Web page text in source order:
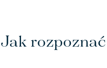
Jak